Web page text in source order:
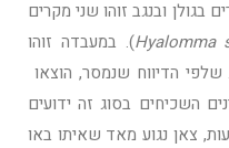
בגולן ובנגב זוהו שני מקרים
Hyalomma). במעבדה זוהו
. שלפי הדיווח שנמסר, הוצאו
השכיחים בסוג זה ידועים
צאן נגוע מאד שאיתו באו